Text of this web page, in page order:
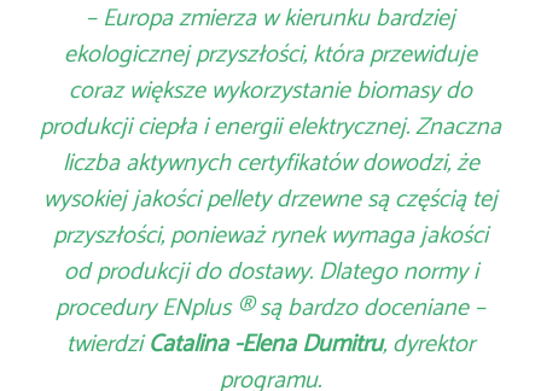
– Europa zmierza w kierunku bardziej
ekologicznej przyszłości, która przewiduje
coraz większe wykorzystanie biomasy do
produkcji ciepła i energii elektrycznej. Znaczna
liczba aktywnych certyfikatów dowodzi, że
wysokiej jakości pellety drzewne są częścią tej
przyszłości, ponieważ rynek wymaga jakości
od produkcji do dostawy. Dlatego normy i
procedury ENplus ® są bardzo doceniane –
twierdziCatalina -Elena Dumitru, dyrektor
programu.